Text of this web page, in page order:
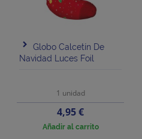
Globo Calcetín De
Navidad Luces Foil
1 unidad
Precio
4,95 €
Añadir al carrito